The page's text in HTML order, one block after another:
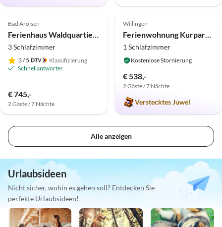
Top-Inserat
4.7 (3)
Bad Arolsen
3 Schlafzimmer
3/ 5
Klassifizierung
Schnellantworter
€ 745,-
2 Gäste / 7 Nächte
Top-Inserat
5.0 (1)
Willingen
1 Schlafzimmer
Kostenlose Stornierung
€ 538,-
2 Gäste / 7 Nächte
Verstecktes Juwel
Alle anzeigen
Urlaubsideen
Nicht sicher, wohin es gehen soll? Entdecken Sie
perfekte Urlaubsideen!